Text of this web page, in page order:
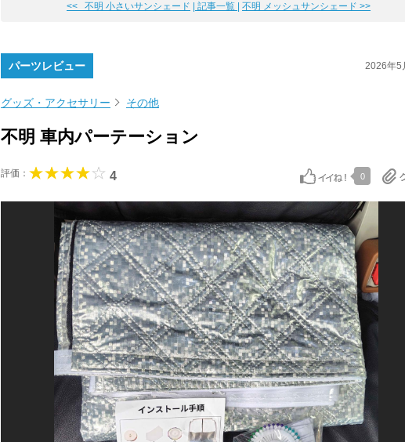
<< 不明 小さいサンシェード | 記事一覧 | 不明 メッシュサンシェード >>
パーツレビュー 2026年5
グッズ・アクセサリー その他
不明 車内パーテーション
評価： 4 0